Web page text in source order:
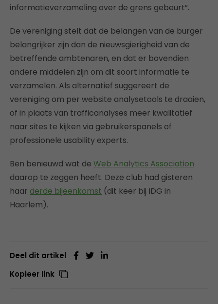
informatieverzameling over de grens gebeurt”.
De vereniging stelt dat de belangen van de burger
belangrijker zijn dan de nieuwsgierigheid van de
betreffende ambtenaren, en dat er bovendien
andere middelen zijn om dit soort informatie te
verzamelen. Als alternatief suggereert de
vereniging om per website analysetools te draaien,
of in plaats van trafficanalyses meer kwalitatief
naar sites te kijken via gebruikerspanels of
professionele usability experts.
Ben benieuwd wat de Web Analytics Association
daarop te zeggen heeft. Deze club had gisteren
haar derde bijeenkomst (dit keer bij IDG in
Haarlem).
Deel dit artikel
Kopieer link